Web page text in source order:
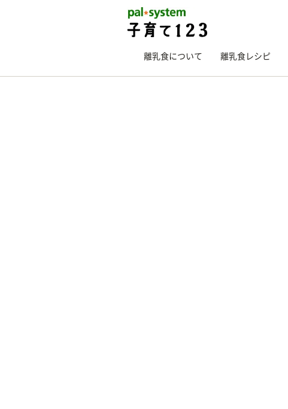
離乳食について 離乳食レシピ